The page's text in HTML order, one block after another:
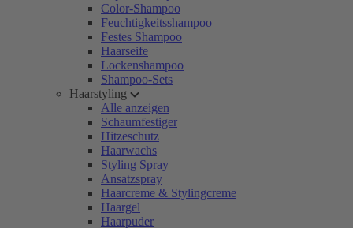
Color-Shampoo
Feuchtigkeitsshampoo
Festes Shampoo
Haarseife
Lockenshampoo
Shampoo-Sets
Haarstyling
Alle anzeigen
Schaumfestiger
Hitzeschutz
Haarwachs
Styling Spray
Ansatzspray
Haarcreme & Stylingcreme
Haargel
Haarpuder